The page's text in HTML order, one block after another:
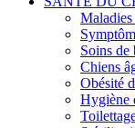
Soins de
Chiens
Obésité
Hygiène